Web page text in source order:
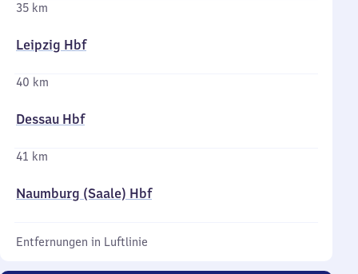
35 km
Leipzig Hbf
40 km
Dessau Hbf
41 km
Naumburg (Saale) Hbf
Entfernungen in Luftlinie